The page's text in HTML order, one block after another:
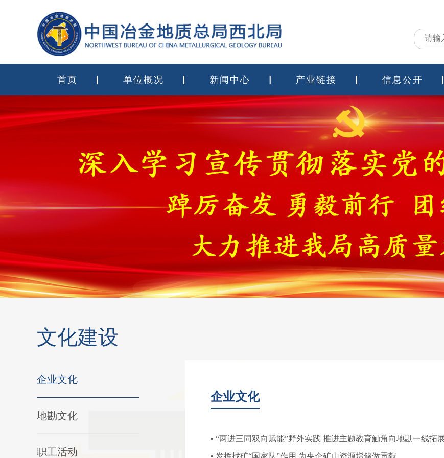
首页 单位概况 新闻中心 产业链接 信息公开
文化建设
企业文化
地勘文化
职工活动
企业文化
“两进三同双向赋能”野外实践 推进主题教育触角向地勘一线拓
发挥找矿“国家队”作用 为央企矿山资源增储做贡献